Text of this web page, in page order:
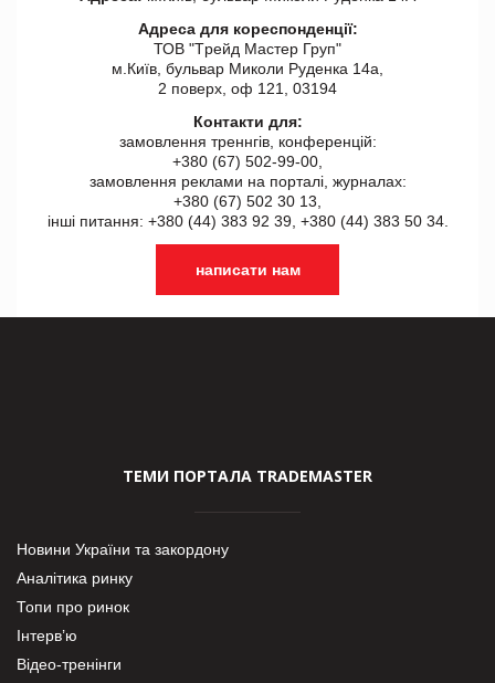
Адреса для кореспонденції:
ТОВ "Tрейд Мастер Груп"
м.Київ, бульвар Миколи Руденка 14а,
2 поверх, оф 121, 03194
Контакти для:
замовлення треннгів, конференцій:
+380 (67) 502-99-00,
замовлення реклами на порталі, журналах:
+380 (67) 502 30 13,
інші питання: +380 (44) 383 92 39, +380 (44) 383 50 34.
написати нам
ТЕМИ ПОРТАЛА TRADEMASTER
Новини України та закордону
Аналітика ринку
Топи про ринок
Інтерв’ю
Відео-тренінги